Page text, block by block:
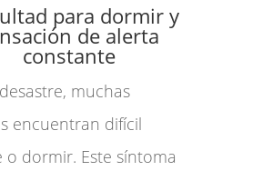
para dormir y
de alerta
constante
muchas
encuentran difícil
o dormir. Este síntoma